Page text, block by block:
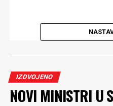
Sto pedeseta
1876) dala je
našali su se Srpska
Porfirije Parić
srpskog sveta, sa
IZDVOJENO
NOVI MINISTRI U